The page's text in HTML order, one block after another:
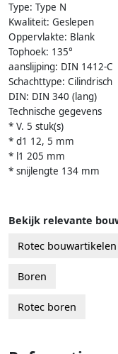
Type: Type N
Kwaliteit: Geslepen
Oppervlakte: Blank
Tophoek: 135°
aanslijping: DIN 1412-C
Schachttype: Cilindrisch
DIN: DIN 340 (lang)
Technische gegevens
* V. 5 stuk(s)
* d1 12, 5 mm
* l1 205 mm
* snijlengte 134 mm
Bekijk relevante
Rotec bouwartikelen
Boren
Rotec boren